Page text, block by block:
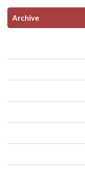
Archive